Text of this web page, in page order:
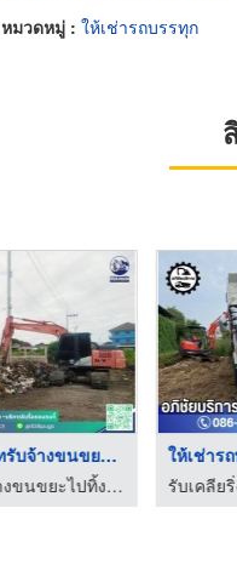
หมวดหมู่ : ให้เช่ารถบรรทุก
บริษัทรับจ้างขนขยะ ก ...
รับจ้างขนขยะไปทิ้ง - ป.ประยูรเซอร์วิส